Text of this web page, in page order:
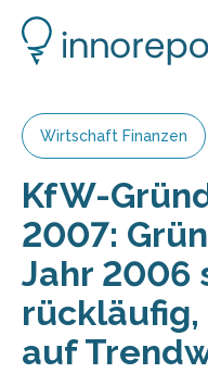
Wirtschaft Finanzen
KfW-
2007:
Jahr 2006
rückläufig,
auf